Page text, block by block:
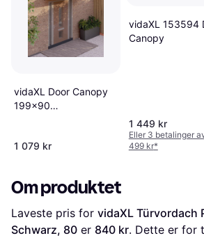
vidaXL Door Canopy
199x90
1 079 kr
vidaXL 153594
Canopy
1 449 kr
Eller 3 betalinger
499 kr*
Om produktet
Laveste pris for vidaXL Türvordach
Schwarz, 80 er 840 kr. Dette er for